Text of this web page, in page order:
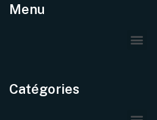
Menu
Catégories